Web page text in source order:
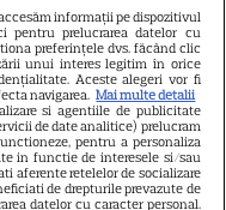
din „Stăpânul
fost nevoit să își
din cauza
Câți bani a
informații pe dispozitivul
pentru prelucrarea datelor cu
preferințele dvs. făcând clic
unui interes legitim în orice
Aceste alegeri vor fi
navigarea. Mai multe detalii
si agentiile de publicitate
de date analitice) prelucram
pentru a personaliza
in functie de interesele si/sau
aferente retelelor de socializare
de drepturile prevazute de
datelor cu caracter personal.